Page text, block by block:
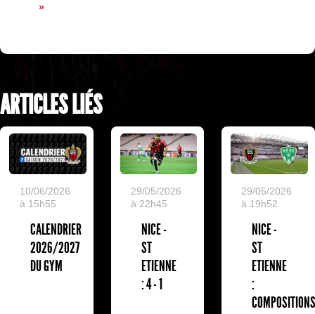
»
ARTICLES LIÉS
10/06/2026
à 15h55
CALENDRIER
2026/2027
DU GYM
29/05/2026
à 22h45
NICE -
ST
ETIENNE
: 4 - 1
29/05/2026
à 19h52
NICE -
ST
ETIENNE
: